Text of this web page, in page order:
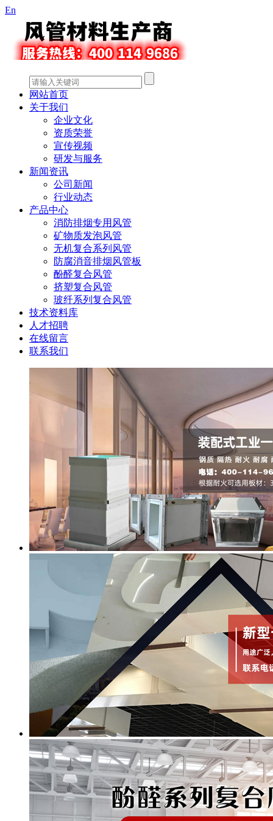
En
网站首页
关于我们
企业文化
资质荣誉
宣传视频
研发与服务
新闻资讯
公司新闻
行业动态
产品中心
消防排烟专用风管
矿物质发泡风管
无机复合系列风管
防腐消音排烟风管板
酚醛复合风管
挤塑复合风管
玻纤系列复合风管
技术资料库
人才招聘
在线留言
联系我们